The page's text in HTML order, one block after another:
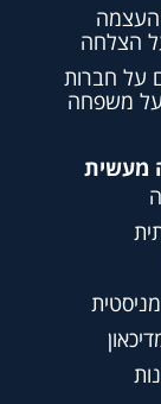
העצמה
הצלחה
על חברות
משפחה
מעשית